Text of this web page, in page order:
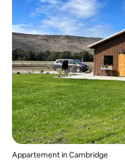
Appartement in Cambridge